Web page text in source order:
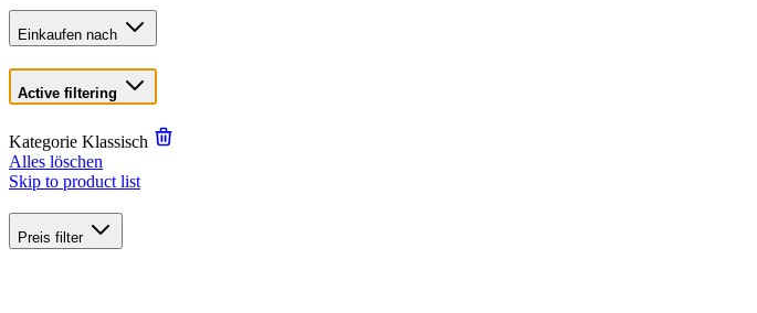
Einkaufen nach
Active filtering
Kategorie Klassisch
Alles löschen
Skip to product list
Preis filter